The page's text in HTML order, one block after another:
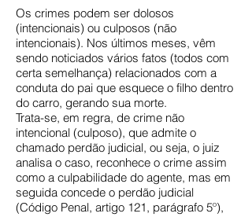
Os crimes podem ser dolosos
(intencionais) ou culposos (não
intencionais). Nos últimos meses, vêm
sendo noticiados vários fatos (todos com
certa semelhança) relacionados com a
conduta do pai que esquece o filho dentro
do carro, gerando sua morte.
Trata-se, em regra, de crime não
intencional (culposo), que admite o
chamado perdão judicial, ou seja, o juiz
analisa o caso, reconhece o crime assim
como a culpabilidade do agente, mas em
seguida concede o perdão judicial
(Código Penal, artigo 121, parágrafo 5º),